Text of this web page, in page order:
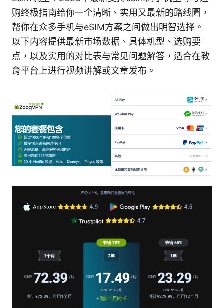
购终极指南给你一个清晰、实用又最新的路线圖，
帮你在众多手机与eSIM方案之间做出明智选择。
以下内容提供最新市场数据、具体机型、选购要
点，以及实用的对比表与常见问题解答，适合在教
育平台上进行视频讲解或文章发布。